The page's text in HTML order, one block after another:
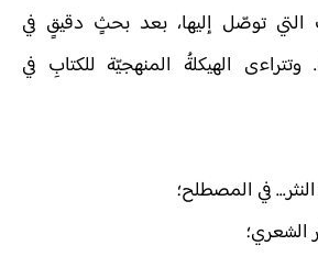
التي توصّل إليها، بعد بحثٍ دقيقٍ في
وتتراءى الهيكلةُ المنهجيّة للكتابِ في
في المصطلح؛
الشعري؛